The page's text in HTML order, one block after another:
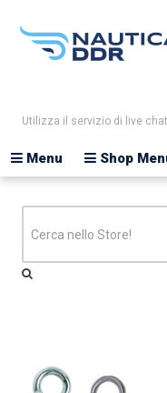
Utilizza il servizio di live
Shop
Menu